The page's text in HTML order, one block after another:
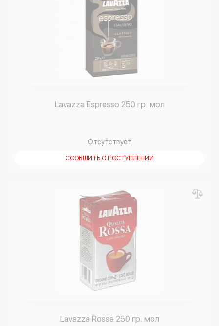
Lavazza Espresso 250 гр. мол
Отсутствует
СООБЩИТЬ О ПОСТУПЛЕНИИ
Lavazza Rossa 250 гр. мол